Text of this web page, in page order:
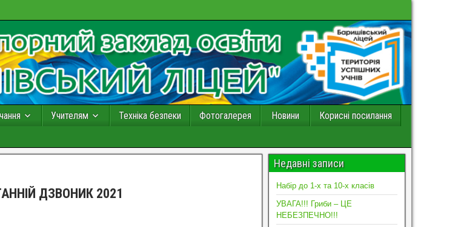
Учителям Техніка безпеки Фотогалерея Новини
Корисні посилання
ДЗВОНИК 2021
Недавні записи
Набір до 1-х та 10-х класів
УВАГА!!! Гриби – ЦЕ
НЕБЕЗПЕЧНО!!!